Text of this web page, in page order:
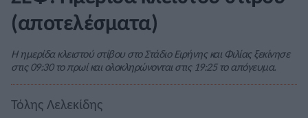
(αποτελέσματα)
Η ημερίδα κλειστού στίβου στο Στάδιο Ειρήνης και Φιλίας ξεκίνησε
στις 09:30 το πρωί και ολοκληρώνονται στις 19:25 το απόγευμα.
Τόλης Λελεκίδης